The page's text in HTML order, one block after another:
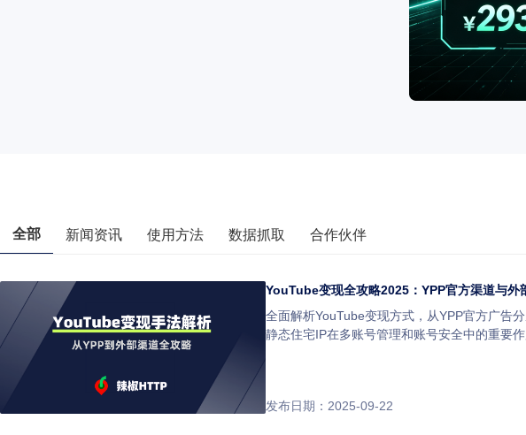
全部 新闻资讯 使用方法 数据抓取 合作伙伴
YouTube变现全攻略2025：YPP官方渠道与外
全面解析YouTube变现方式，从YPP官方广告
静态住宅IP在多账号管理和账号安全中的重要作
发布日期：2025-09-22